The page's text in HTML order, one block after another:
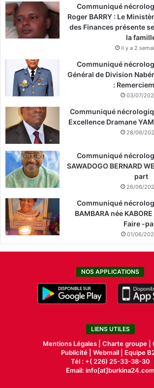
Communiqué
Roger BARRY : Le
des Finances présente
la
il y a 2
Communiqué
Général de Division
:
03/07/
Communiqué
Excellence Dramane
28/06/
Communiqué
SAWADOGO BERNARD
part
26/06/
Communiqué
BAMBARA née
Faire -
01/06/
NOS APPLICATIONS
LIENS UTILES
Mentions Légales | Charte groupe |
Publicité| Webmail |
Equipe
Tél : +( 226) 25-33-38-30
Email: info[at]burkina24.com